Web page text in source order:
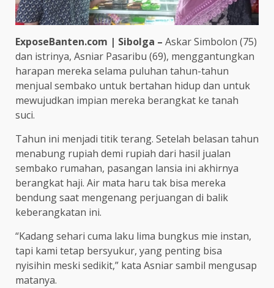
ExposeBanten.com | Sibolga – Askar Simbolon (75)
dan istrinya, Asniar Pasaribu (69), menggantungkan
harapan mereka selama puluhan tahun-tahun
menjual sembako untuk bertahan hidup dan untuk
mewujudkan impian mereka berangkat ke tanah
suci.
Tahun ini menjadi titik terang. Setelah belasan tahun
menabung rupiah demi rupiah dari hasil jualan
sembako rumahan, pasangan lansia ini akhirnya
berangkat haji. Air mata haru tak bisa mereka
bendung saat mengenang perjuangan di balik
keberangkatan ini.
“Kadang sehari cuma laku lima bungkus mie instan,
tapi kami tetap bersyukur, yang penting bisa
nyisihin meski sedikit,” kata Asniar sambil mengusap
matanya.